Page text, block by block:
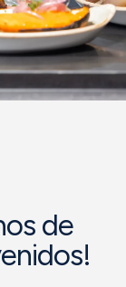
de